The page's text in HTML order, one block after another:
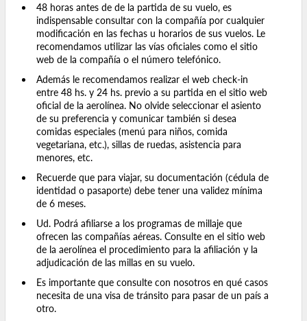
48 horas antes de de la partida de su vuelo, es
indispensable consultar con la compañía por cualquier
modificación en las fechas u horarios de sus vuelos. Le
recomendamos utilizar las vías oficiales como el sitio
web de la compañía o el número telefónico.
Además le recomendamos realizar el web check-in
entre 48 hs. y 24 hs. previo a su partida en el sitio web
oficial de la aerolínea. No olvide seleccionar el asiento
de su preferencia y comunicar también si desea
comidas especiales (menú para niños, comida
vegetariana, etc.), sillas de ruedas, asistencia para
menores, etc.
Recuerde que para viajar, su documentación (cédula de
identidad o pasaporte) debe tener una validez mínima
de 6 meses.
Ud. Podrá afiliarse a los programas de millaje que
ofrecen las compañías aéreas. Consulte en el sitio web
de la aerolínea el procedimiento para la afiliación y la
adjudicación de las millas en su vuelo.
Es importante que consulte con nosotros en qué casos
necesita de una visa de tránsito para pasar de un país a
otro.